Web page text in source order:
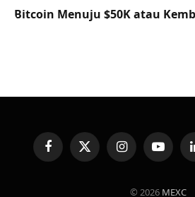
Bitcoin Menuju $50K atau
FacebookX
(Twitter)
InstagramYouTube
© 2026 MEXC